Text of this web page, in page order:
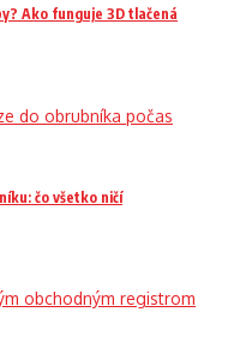
Ako funguje 3D tlačená
čo všetko ničí